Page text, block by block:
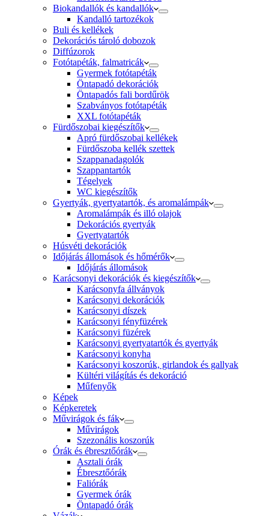
Biokandallók és kandallók
Kandalló tartozékok
Buli és kellékek
Dekorációs tároló dobozok
Diffúzorok
Fotótapéták, falmatricák
Gyermek fotótapéták
Öntapadó dekorációk
Öntapadós fali bordűrök
Szabványos fotótapéták
XXL fotótapéták
Fürdőszobai kiegészítők
Apró fürdőszobai kellékek
Fürdőszoba kellék szettek
Szappanadagolók
Szappantartók
Tégelyek
WC kiegészítők
Gyertyák, gyertyatartók, és aromalámpák
Aromalámpák és illó olajok
Dekorációs gyertyák
Gyertyatartók
Húsvéti dekorációk
Időjárás állomások és hőmérők
Időjárás állomások
Karácsonyi dekorációk és kiegészítők
Karácsonyfa állványok
Karácsonyi dekorációk
Karácsonyi díszek
Karácsonyi fényfüzérek
Karácsonyi füzérek
Karácsonyi gyertyatartók és gyertyák
Karácsonyi konyha
Karácsonyi koszorúk, girlandok és gallyak
Kültéri világítás és dekoráció
Műfenyők
Képek
Képkeretek
Művirágok és fák
Művirágok
Szezonális koszorúk
Órák és ébresztőórák
Asztali órák
Ébresztőórák
Faliórák
Gyermek órák
Öntapadó órák